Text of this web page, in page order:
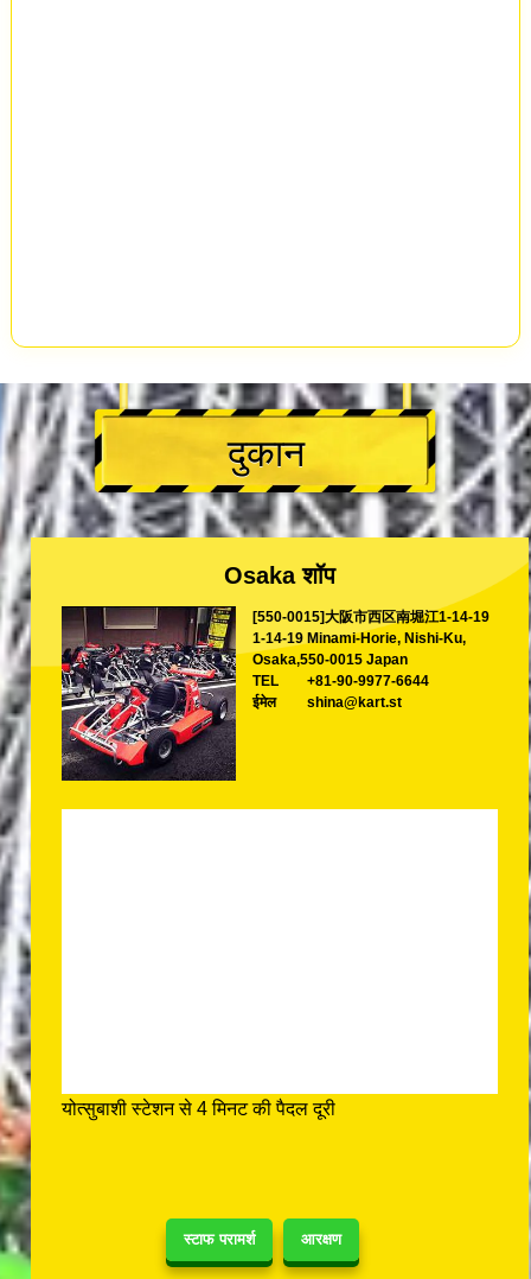
स्टाफ परामर्श आरक्षण
दुकान
Osaka शॉप
[550-0015]大阪市西区南堀江1-14-19
1-14-19 Minami-Horie, Nishi-Ku,
Osaka,550-0015 Japan
TEL
+81-90-9977-6644
ईमेल
shina@kart.st
योत्सुबाशी स्टेशन से 4 मिनट की पैदल दूरी